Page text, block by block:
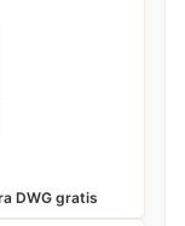
DWG gratis